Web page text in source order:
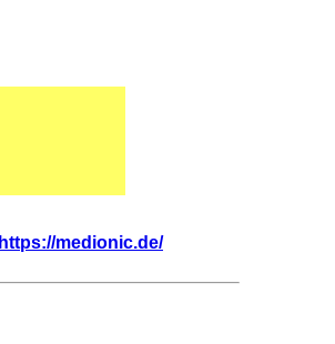
https://medionic.de/